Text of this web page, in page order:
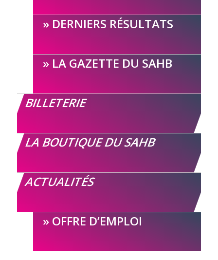
DERNIERS RÉSULTATS
LA GAZETTE DU SAHB
BILLETERIE
LA BOUTIQUE DU SAHB
ACTUALITÉS
OFFRE D’EMPLOI